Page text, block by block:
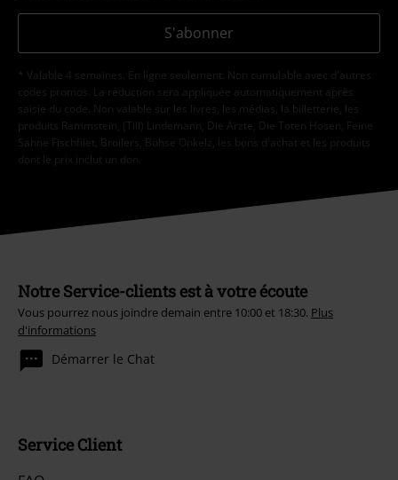
S'abonner
* Valable 4 semaines. En ligne seulement. Non cumulable avec d'autres
codes promos. La réduction sera appliquée automatiquement après
saisie du code. Non valable sur les livres, les médias, la billetterie, les
produits Rammstein, (Till) Lindemann, Die Ärzte, Die Toten Hosen, Feine
Sahne Fischfilet, Broilers, Böhse Onkelz, les bons d'achat et les produits
dont le prix inclut un don.
Notre Service-clients est à votre écoute
Vous pourrez nous joindre demain entre 10:00 et 18:30. Plus
d'informations
Démarrer le Chat
Service Client